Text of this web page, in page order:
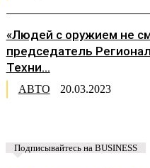
«Людей с оружием не
председатель
Техни...
АВТО 20.03.2023
Подписывайтесь на BUSINESS